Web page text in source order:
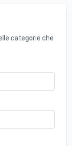
categorie che